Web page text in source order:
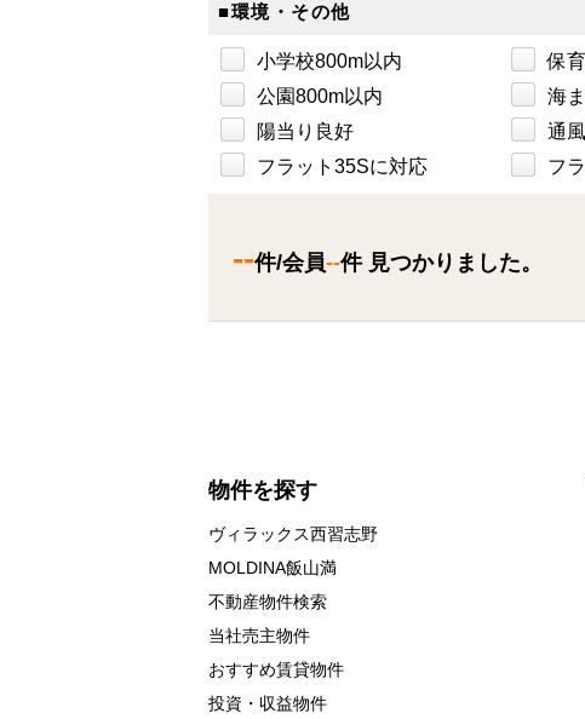
■環境・その他
小学校800m以内 保
公園800m以内
海
陽当り良好
通
フラット35Sに対応
フ
--件/会員--件 見つかりました。
物件を探す
ヴィラックス西習志野
MOLDINA飯山満
不動産物件検索
当社売主物件
おすすめ賃貸物件
投資・収益物件